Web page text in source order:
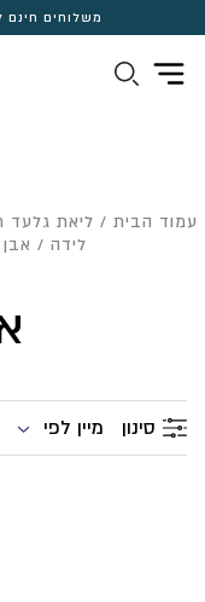
משלוחים חינם לכל הארץ |
עמוד הבית / ליאת גלעד
לידה /
סינון מיין לפי